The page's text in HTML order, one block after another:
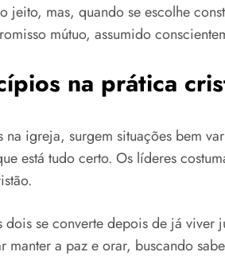
jeito, mas, quando se escolhe
mútuo, assumido
na prática
igreja, surgem situações bem
está tudo certo. Os líderes
se converte depois de já
manter a paz e orar, buscando